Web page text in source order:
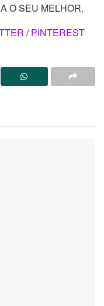
O SEU MELHOR.
/PINTEREST